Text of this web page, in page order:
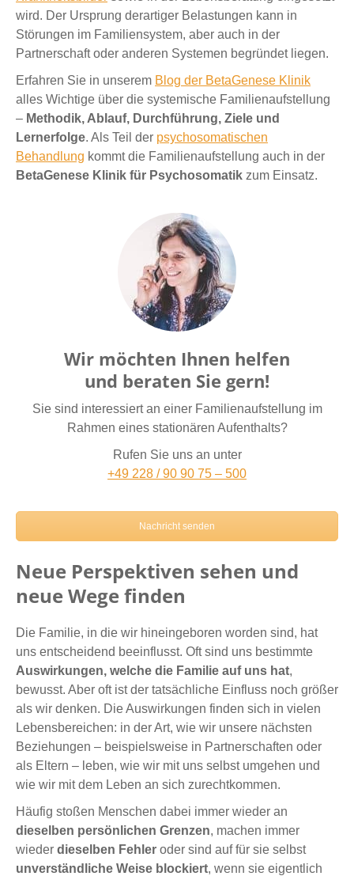
wird. Der Ursprung derartiger Belastungen kann in
Störungen im Familiensystem, aber auch in der
Partnerschaft oder anderen Systemen begründet liegen.
Erfahren Sie in unserem Blog der BetaGenese Klinik
alles Wichtige über die systemische Familienaufstellung
– Methodik, Ablauf, Durchführung, Ziele und
Lernerfolge. Als Teil der psychosomatischen
Behandlung kommt die Familienaufstellung auch in der
BetaGenese Klinik für Psychosomatik zum Einsatz.
Wir möchten Ihnen helfen
und beraten Sie gern!
Sie sind interessiert an einer Familienaufstellung im
Rahmen eines stationären Aufenthalts?
Rufen Sie uns an unter
+49 228 / 90 90 75 – 500
Nachricht senden
Neue Perspektiven sehen und
neue Wege finden
Die Familie, in die wir hineingeboren worden sind, hat
uns entscheidend beeinflusst. Oft sind uns bestimmte
Auswirkungen, welche die Familie auf uns hat,
bewusst. Aber oft ist der tatsächliche Einfluss noch größer
als wir denken. Die Auswirkungen finden sich in vielen
Lebensbereichen: in der Art, wie wir unsere nächsten
Beziehungen – beispielsweise in Partnerschaften oder
als Eltern – leben, wie wir mit uns selbst umgehen und
wie wir mit dem Leben an sich zurechtkommen.
Häufig stoßen Menschen dabei immer wieder an
dieselben persönlichen Grenzen, machen immer
wieder dieselben Fehler oder sind auf für sie selbst
unverständliche Weise blockiert, wenn sie eigentlich